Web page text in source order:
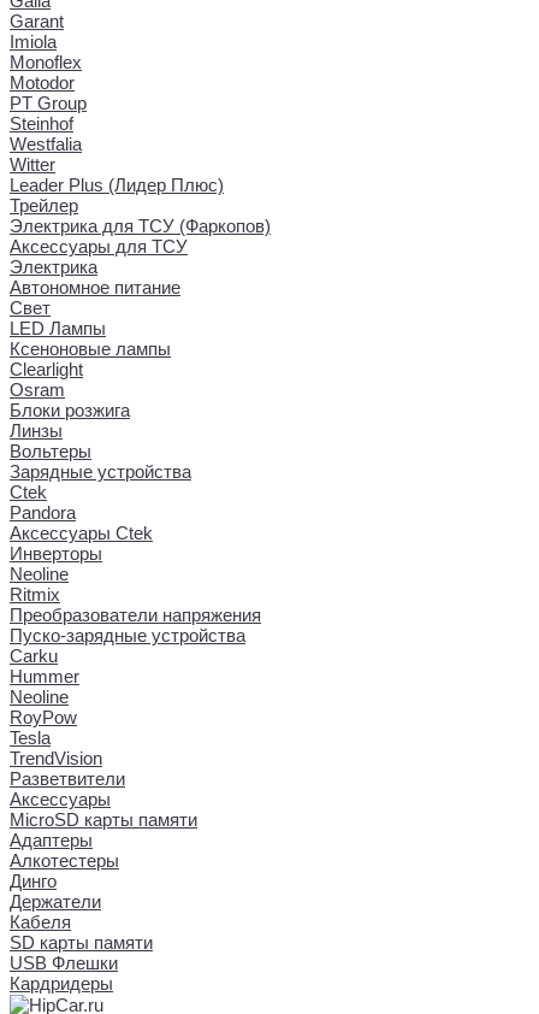
Garant
Imiola
Monoflex
Motodor
PT Group
Steinhof
Westfalia
Witter
Leader Plus (Лидер Плюс)
Трейлер
Электрика для ТСУ (Фаркопов)
Аксессуары для ТСУ
Электрика
Автономное питание
Свет
LED Лампы
Ксеноновые лампы
Clearlight
Osram
Блоки розжига
Линзы
Вольтеры
Зарядные устройства
Ctek
Pandora
Аксессуары Ctek
Инверторы
Neoline
Ritmix
Преобразователи напряжения
Пуско-зарядные устройства
Carku
Hummer
Neoline
RoyPow
Tesla
TrendVision
Разветвители
Аксессуары
MicroSD карты памяти
Адаптеры
Алкотестеры
Динго
Держатели
Кабеля
SD карты памяти
USB Флешки
Кардридеры